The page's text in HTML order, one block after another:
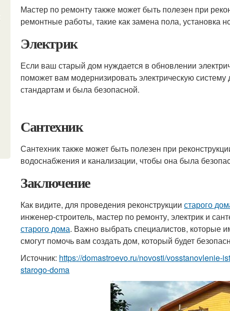
Мастер по ремонту также может быть полезен при
ремонтные работы, такие как замена пола, установка
Электрик
Если ваш старый дом нуждается в обновлении
поможет вам модернизировать электрическую
стандартам и была безопасной.
Сантехник
Сантехник также может быть полезен при
водоснабжения и канализации, чтобы она была
Заключение
Как видите, для проведения реконструкции старого
инженер-строитель, мастер по ремонту, электрик и
старого дома. Важно выбрать специалистов, которые
смогут помочь вам создать дом, который будет
Источник: https://domastroevo.ru/novosti/vosstanovlenie-
starogo-doma